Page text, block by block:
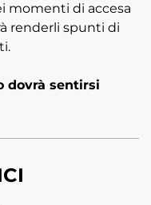
momenti di accesa
renderli spunti di
dovrà sentirsi